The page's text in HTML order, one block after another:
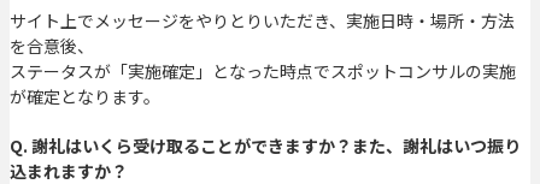
サイト上でメッセージをやりとりいただき、実施日時・場所・方法
を合意後、
ステータスが「実施確定」となった時点でスポットコンサルの実施
が確定となります。
Q. 謝礼はいくら受け取ることができますか？また、謝礼はいつ振り
込まれますか？